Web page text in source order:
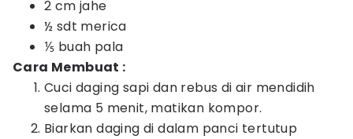
2 cm jahe
½ sdt merica
⅕ buah pala
Cara Membuat :
Cuci daging sapi dan rebus di air mendidih
selama 5 menit, matikan kompor.
Biarkan daging di dalam panci tertutup